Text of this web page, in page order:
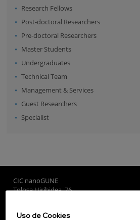
Research Fellows
Post-doctoral Researchers
Pre-doctoral Researchers
Master Students
Undergraduates
Technical Team
Management & Services
Guest Researchers
Specialist
CIC nanoGUNE
Tolosa Hiribidea, 76
Uso de Cookies